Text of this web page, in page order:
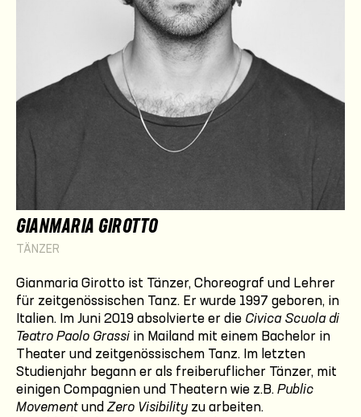
GIANMARIA GIROTTO
TÄNZER
Gianmaria Girotto ist Tänzer, Choreograf und Lehrer
für zeitgenössischen Tanz. Er wurde 1997 geboren, in
Italien. Im Juni 2019 absolvierte er die Civica Scuola di
Teatro Paolo Grassi in Mailand mit einem Bachelor in
Theater und zeitgenössischem Tanz. Im letzten
Studienjahr begann er als freiberuflicher Tänzer, mit
einigen Compagnien und Theatern wie z.B. Public
Movement undZero Visibility zu arbeiten.